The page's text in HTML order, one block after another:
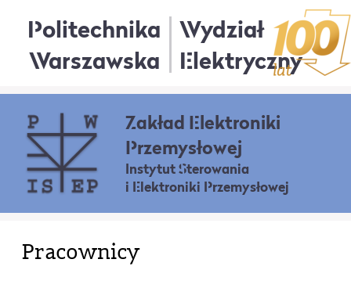
Politechnika
Warszawska
Wydział
Elektryczny
Zakład Elektroniki
Przemysłowej
Instytut Sterowania
i Elektroniki Przemysłowej
Pracownicy